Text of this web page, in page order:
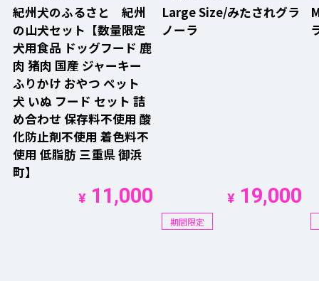
紀州犬のふるさと 紀州
の山犬セット【数量限定
犬用食品 ドッグフード 鹿
肉 猪肉 国産 ジャーキー
ふりかけ おやつ ペット
犬 いぬ フード セット 詰
め合わせ 保存料不使用 酸
化防止剤不使用 着色料不
使用 低脂肪 三重県 御浜
町】
¥ 11,000
Large Size/みたされグラ
ノーラ
¥ 19,000
期間限定